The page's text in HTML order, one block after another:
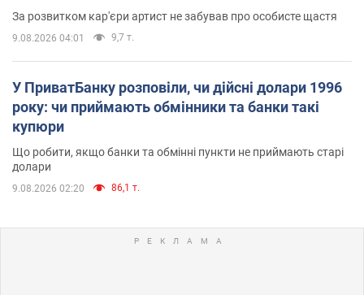
За розвитком кар'єри артист не забував про особисте щастя
9.08.2026 04:01 9,7 т.
У ПриватБанку розповіли, чи дійсні долари 1996
року: чи приймають обмінники та банки такі
купюри
Що робити, якщо банки та обмінні пункти не приймають старі
долари
9.08.2026 02:20 86,1 т.